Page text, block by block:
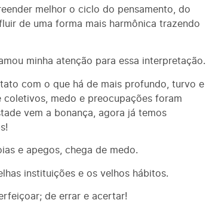
melhor o ciclo do pensamento, do
de uma forma mais harmônica trazendo
minha atenção para essa interpretação.
com o que há de mais profundo, turvo e
coletivos, medo e preocupações foram
vem a bonança, agora já temos
e apegos, chega de medo.
instituições e os velhos hábitos.
de errar e acertar!